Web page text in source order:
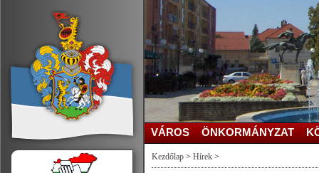
VÁROS ÖNKORMÁNYZAT
Kezdőlap > Hírek >